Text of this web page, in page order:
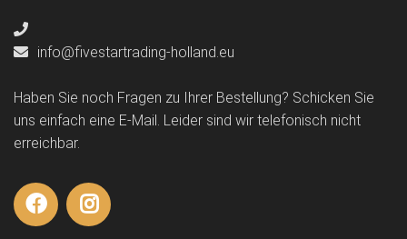
info@fivestartrading-holland.eu
Haben Sie noch Fragen zu Ihrer Bestellung? Schicken Sie
uns einfach eine E-Mail. Leider sind wir telefonisch nicht
erreichbar.